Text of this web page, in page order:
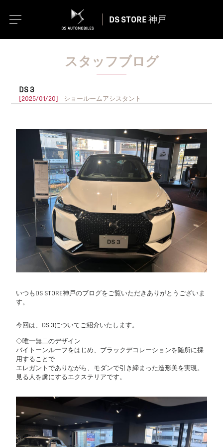
DS STORE 神戸
スタッフブログ
DS 3
[2025/01/20] ショールームアシスタント
いつもDS STORE神戸のブログをご覧いただきありがとうございま
す。
今回は、DS 3についてご紹介いたします。
◇唯一無二のデザイン
バイトーンルーフをはじめ、ブラックデコレーションを随所に採
用することで
エレガントでありながら、モダンで引き締まった造形美を実現。
見る人を虜にするエクステリアです。